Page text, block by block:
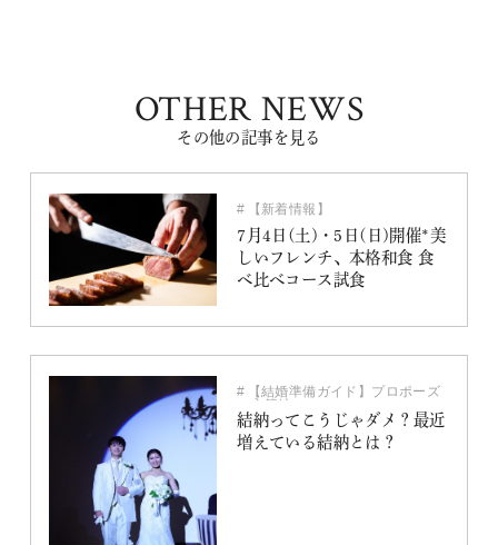
OTHER NEWS
その他の記事を見る
【新着情報】
7月4日(土)・5日(日)開催*美
しいフレンチ、本格和食 食
べ比べコース試食
【結婚準備ガイド】プロポーズ
～入籍編
結納
結納ってこうじゃダメ？最近
増えている結納とは？